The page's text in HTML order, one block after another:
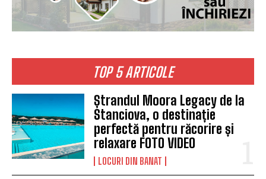
TOP 5 ARTICOLE
Ștrandul Moora Legacy de la
Stanciova, o destinație
perfectă pentru răcorire și
relaxare FOTO VIDEO
LOCURI DIN BANAT